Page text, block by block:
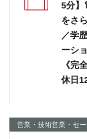
5分】
をさ
／学
ーシ
《完
休日
営業・技術営業・セ